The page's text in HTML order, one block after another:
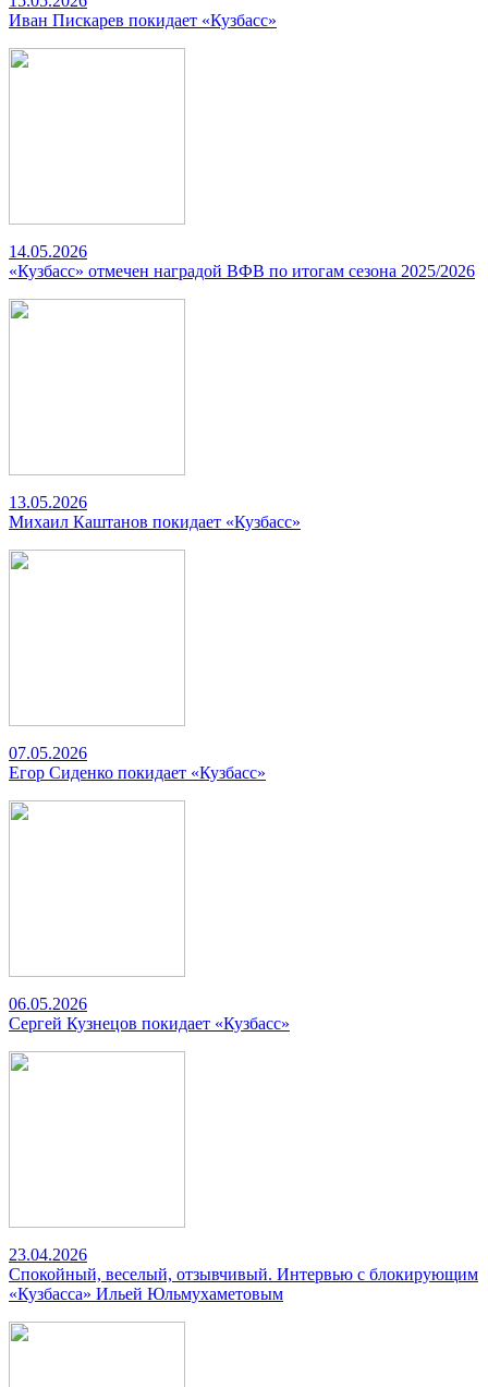
Иван Пискарев покидает «Кузбасс»
14.05.2026
«Кузбасс» отмечен наградой ВФВ по итогам сезона 2025/2026
13.05.2026
Михаил Каштанов покидает «Кузбасс»
07.05.2026
Егор Сиденко покидает «Кузбасс»
06.05.2026
Сергей Кузнецов покидает «Кузбасс»
23.04.2026
Спокойный, веселый, отзывчивый. Интервью с блокирующим
«Кузбасса» Ильей Юльмухаметовым